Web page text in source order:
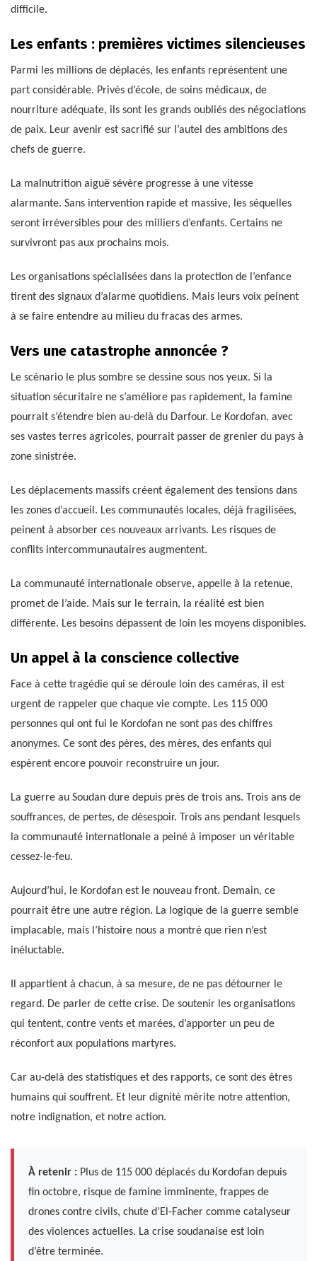
difficile.
Les enfants : premières victimes silencieuses
Parmi les millions de déplacés, les enfants représentent une
part considérable. Privés d’école, de soins médicaux, de
nourriture adéquate, ils sont les grands oubliés des négociations
de paix. Leur avenir est sacrifié sur l’autel des ambitions des
chefs de guerre.
La malnutrition aiguë sévère progresse à une vitesse
alarmante. Sans intervention rapide et massive, les séquelles
seront irréversibles pour des milliers d’enfants. Certains ne
survivront pas aux prochains mois.
Les organisations spécialisées dans la protection de l’enfance
tirent des signaux d’alarme quotidiens. Mais leurs voix peinent
à se faire entendre au milieu du fracas des armes.
Vers une catastrophe annoncée ?
Le scénario le plus sombre se dessine sous nos yeux. Si la
situation sécuritaire ne s’améliore pas rapidement, la famine
pourrait s’étendre bien au-delà du Darfour. Le Kordofan, avec
ses vastes terres agricoles, pourrait passer de grenier du pays à
zone sinistrée.
Les déplacements massifs créent également des tensions dans
les zones d’accueil. Les communautés locales, déjà fragilisées,
peinent à absorber ces nouveaux arrivants. Les risques de
conflits intercommunautaires augmentent.
La communauté internationale observe, appelle à la retenue,
promet de l’aide. Mais sur le terrain, la réalité est bien
différente. Les besoins dépassent de loin les moyens disponibles.
Un appel à la conscience collective
Face à cette tragédie qui se déroule loin des caméras, il est
urgent de rappeler que chaque vie compte. Les 115 000
personnes qui ont fui le Kordofan ne sont pas des chiffres
anonymes. Ce sont des pères, des mères, des enfants qui
espèrent encore pouvoir reconstruire un jour.
La guerre au Soudan dure depuis près de trois ans. Trois ans de
souffrances, de pertes, de désespoir. Trois ans pendant lesquels
la communauté internationale a peiné à imposer un véritable
cessez-le-feu.
Aujourd’hui, le Kordofan est le nouveau front. Demain, ce
pourrait être une autre région. La logique de la guerre semble
implacable, mais l’histoire nous a montré que rien n’est
inéluctable.
Il appartient à chacun, à sa mesure, de ne pas détourner le
regard. De parler de cette crise. De soutenir les organisations
qui tentent, contre vents et marées, d’apporter un peu de
réconfort aux populations martyres.
Car au-delà des statistiques et des rapports, ce sont des êtres
humains qui souffrent. Et leur dignité mérite notre attention,
notre indignation, et notre action.
À retenir : Plus de 115 000 déplacés du Kordofan depuis
fin octobre, risque de famine imminente, frappes de
drones contre civils, chute d’El-Facher comme catalyseur
des violences actuelles. La crise soudanaise est loin
d’être terminée.